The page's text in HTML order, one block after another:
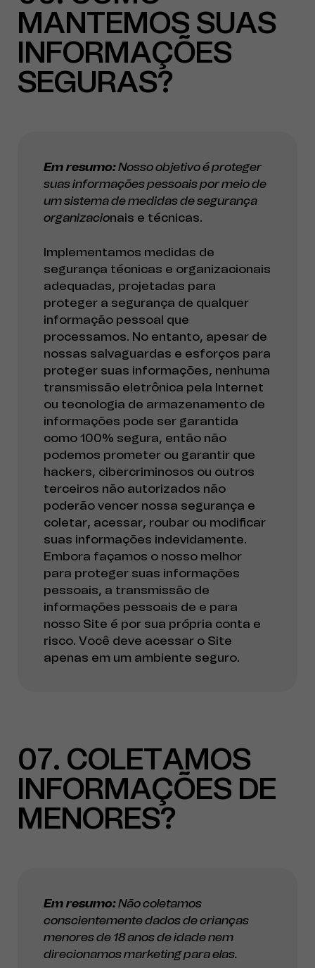
MANTEMOS SUAS
INFORMAÇÕES
SEGURAS?
Em resumo:Nosso objetivo é proteger
suas informações pessoais por meio de
um sistema de medidas de segurança
organizacionais e técnicas.
Implementamos medidas de
segurança técnicas e organizacionais
adequadas, projetadas para
proteger a segurança de qualquer
informação pessoal que
processamos. No entanto, apesar de
nossas salvaguardas e esforços para
proteger suas informações, nenhuma
transmissão eletrônica pela Internet
ou tecnologia de armazenamento de
informações pode ser garantida
como 100% segura, então não
podemos prometer ou garantir que
hackers, cibercriminosos ou outros
terceiros não autorizados não
poderão vencer nossa segurança e
coletar, acessar, roubar ou modificar
suas informações indevidamente.
Embora façamos o nosso melhor
para proteger suas informações
pessoais, a transmissão de
informações pessoais de e para
nosso Site é por sua própria conta e
risco. Você deve acessar o Site
apenas em um ambiente seguro.
07 COLETAMOS
INFORMAÇÕES DE
MENORES?
Em resumo:Não coletamos
conscientemente dados de crianças
menores de 18 anos de idade nem
direcionamos marketing para elas.